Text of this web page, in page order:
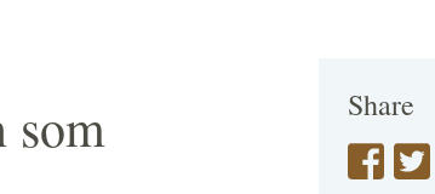
som
Share